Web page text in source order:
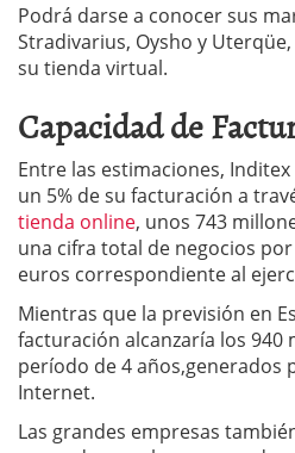
Podrá darse a conocer sus
Stradivarius, Oysho y
su tienda virtual.
Capacidad de
Entre las estimaciones,
un 5% de su facturación a
tienda online, unos 743
una cifra total de negocios
euros correspondiente al
Mientras que la previsión en
facturación alcanzaría los 940
período de 4 años,generados
Internet.
Las grandes empresas